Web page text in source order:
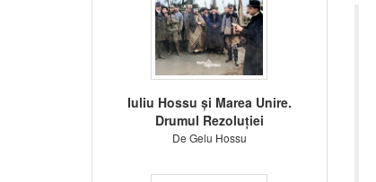
Iuliu Hossu și Marea Unire.
Drumul Rezoluției
De Gelu Hossu